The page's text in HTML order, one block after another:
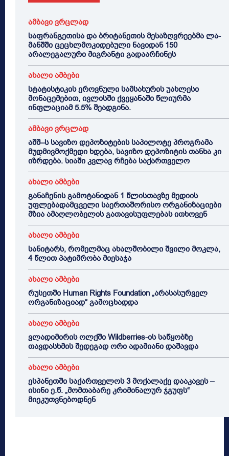
ამბავი ვრცლად
საფრანგეთისა და ბრიტანეთის მესაზღვრეებმა ლა-
მანშში ცეცხლმოკიდებული ნავიდან 150
არალეგალური მიგრანტი გადაარჩინეს
ახალი ამბები
სტატისტიკის ეროვნული სამსახურის უახლესი
მონაცემებით, ივლისში ქვეყანაში წლიურმა
ინფლაციამ 5.5% შეადგინა.
ამბავი ვრცლად
აშშ–ს სავიზო დეპოზიტების საპილოტე პროგრამა
მუდმივმოქმედი ხდება, სავიზო დეპოზიტის თანხა კი
იზრდება. სიაში კვლავ რჩება საქართველო
ახალი ამბები
განაჩენის გამოტანიდან 1 წლისთავზე მედიის
უფლებადამცველი საერთაშორისო ორგანიზაციები
მზია ამაღლობელის გათავისუფლებას ითხოვენ
ახალი ამბები
სანიტარს, რომელმაც ახალშობილი შვილი მოკლა,
4 წლით პატიმრობა მიესაჯა
ახალი ამბები
რუსეთში Human Rights Foundation „არასასურველ
ორგანიზაციად“ გამოცხადდა
ახალი ამბები
ვლადიმირის ოლქში Wildberries-ის საწყობზე
თავდასხმის შედეგად ორი ადამიანი დაშავდა
ახალი ამბები
ესპანეთში საქართველოს 3 მოქალაქე დააკავეს –
ისინი ე.წ. „მომთაბარე კრიმინალურ ჯგუფს“
მიეკუთვნებოდნენ